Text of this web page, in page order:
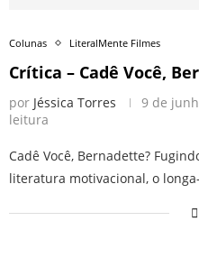
Colunas LiteralMente Filmes
Crítica – Cadê Você,
por Jéssica Torres 9 de
leitura
Cadê Você, Bernadette?
literatura motivacional, o